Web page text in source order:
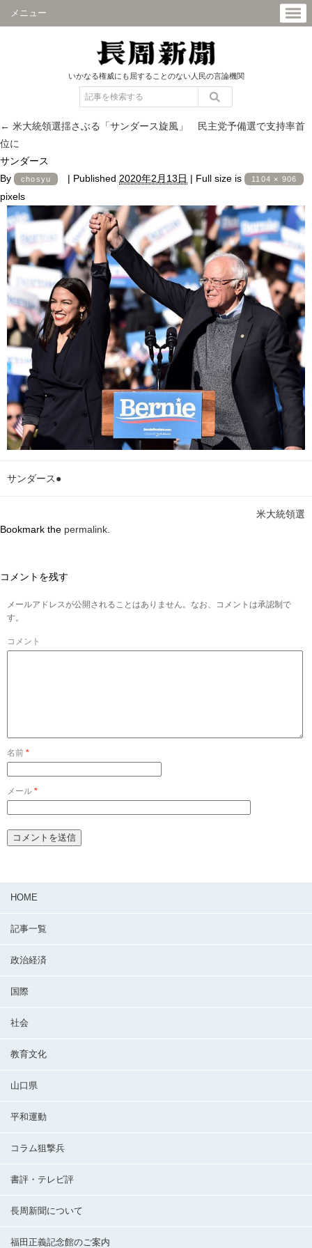
メニュー
いかなる権威にも屈することのない人民の言論機関
← 米大統領選揺さぶる「サンダース旋風」 民主党予備選で支持率首
位に
サンダース
By
chosyu | Published 2020年2月13日 | Full size is 1104 × 906
pixels
サンダース●
米大統領選
Bookmark the permalink
コメントを残す
メールアドレスが公開されることはありません。なお、コメントは承認制で
す。
コメント
名前 *
メール *
HOME
記事一覧
政治経済
国際
社会
教育文化
山口県
平和運動
コラム狙撃兵
書評・テレビ評
長周新聞について
福田正義記念館のご案内